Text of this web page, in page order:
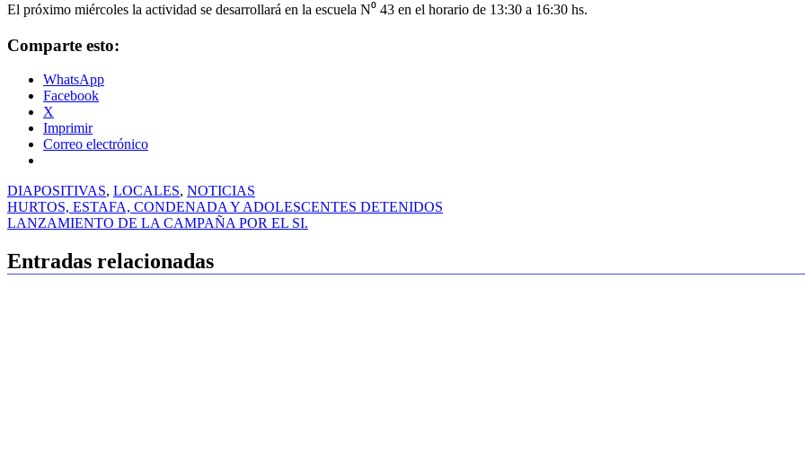
El próximo miércoles la actividad se desarrollará en la escuela N⁰ 43 en el horario de 13:30 a 16:30 hs.
Comparte esto:
WhatsApp
Facebook
X
Imprimir
Correo electrónico
DIAPOSITIVAS, LOCALES, NOTICIAS
Navegación
de
entradas
HURTOS, ESTAFA, CONDENADA Y ADOLESCENTES DETENIDOS
LANZAMIENTO DE LA CAMPAÑA POR EL SI.
Entradas relacionadas